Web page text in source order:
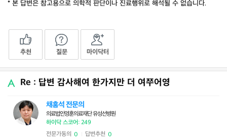
* 본 답변은 참고용으로 의학적 판단이나 진료행위로 해석될 수 없습니다.
추천 질문 마이닥터
Re : 답변 감사해여 한가지만 더 여쭈어영
채홍석 전문의
의료법인영훈의료재단 유성선병원
하이닥 스코어: 249
전문가동의 0 답변추천 0